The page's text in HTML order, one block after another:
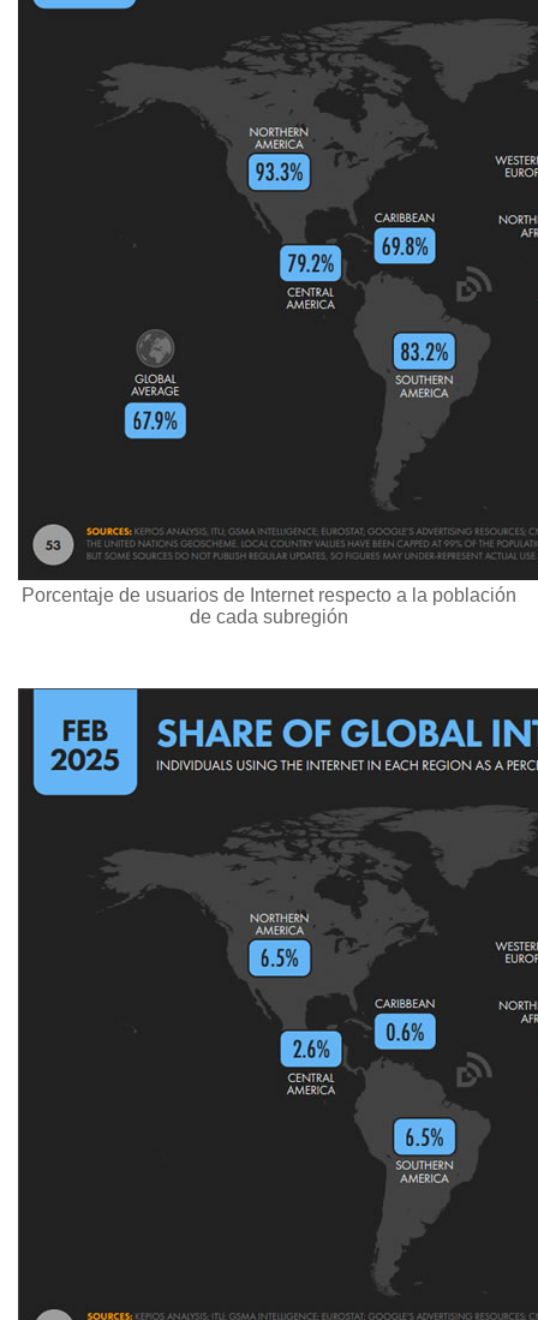
Porcentaje de usuarios de Internet respecto a la población
de cada subregión